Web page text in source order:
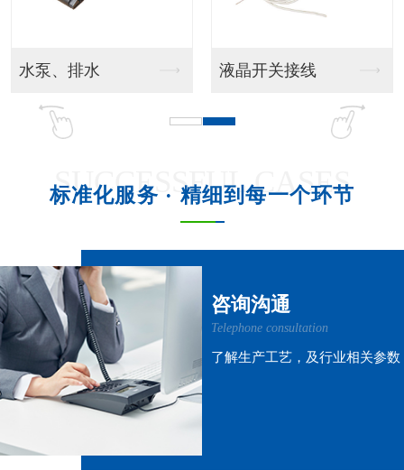
吊挂风管机 吊柜射流款
吊柜窗式款
SUCCESSFUL CASES
标准化服务 · 精细到每一个环节
咨询沟通
Telephone consultation
了解生产工艺，及行业相关参数